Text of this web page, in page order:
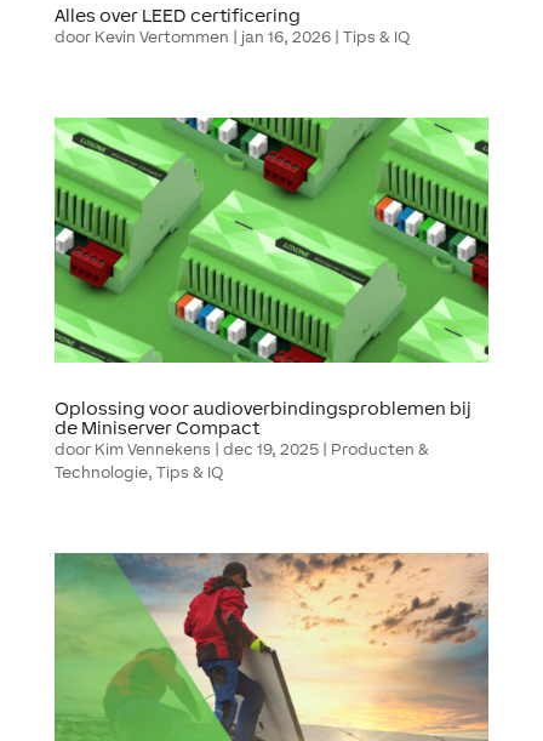
Alles over LEED certificering
door Kevin Vertommen jan 16, 2026| Tips & IQ
Oplossing voor audioverbindingsproblemen bij
de Miniserver Compact
door Kim Vennekens dec 19, 2025| Producten &
Technologie, Tips & IQ